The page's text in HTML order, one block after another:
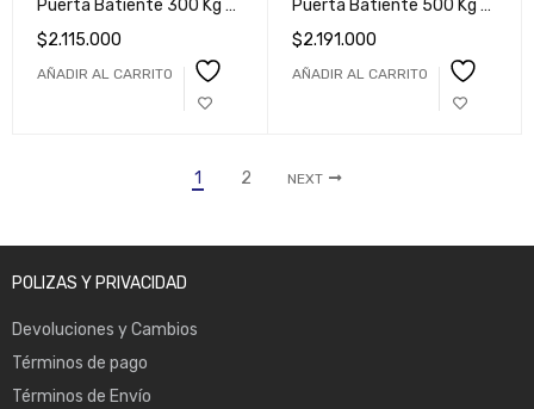
Puerta Batiente 300 Kg /
3 metros cod.
GKRM500HHB902
$2.115.000
AÑADIR AL CARRITO
Puerta Batiente 500 Kg /
5 metros cod.
GKRM500HHB900
$2.191.000
AÑADIR AL CARRITO
1 2 NEXT
POLIZAS Y PRIVACIDAD
Devoluciones y Cambios
Términos de pago
Términos de Envío